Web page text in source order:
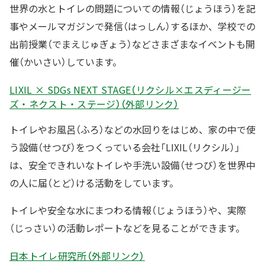
世界の水とトイレの問題についての情報（じょうほう）を記
事やメールマガジンで発信（はっしん）するほか、学校での
出前授業（でまえじゅぎょう）などさまざまなイベントも開
催（かいさい）しています。
LIXIL × SDGs NEXT STAGE（リクシル×エスディージー
ズ・ネクスト・ステージ）（外部リンク）
トイレやお風呂（ふろ）などの水回りをはじめ、家の中で使
う設備（せつび）をつくっている会社「LIXIL（リクシル）」
は、安全できれいなトイレや手洗い設備（せつび）を世界中
の人に届（とど）ける活動をしています。
トイレや安全な水にまつわる情報（じょうほう）や、実際
（じっさい）の活動レポートなどを見ることができます。
日本トイレ研究所（外部リンク）